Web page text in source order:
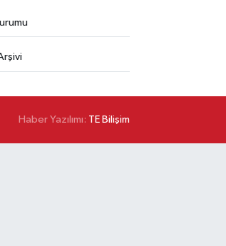
Haber Yazılımı: TE Bilişim